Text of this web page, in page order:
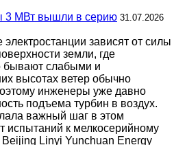
3 МВт вышли в серию 31.07.2026
зависят от силы
земли, где
бывают слабыми и
высотах ветер обычно
инженеры уже давно
подъема турбин в воздух.
важный шаг в этом
испытаний к мелкосерийному
Beijing Linyi Yunchuan Energy